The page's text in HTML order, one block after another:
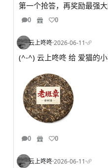
第一个抢答，再奖励最强
0 0
云上咚咚·2026-06-11·
(^-^) 云上咚咚 给 爱猫的小
0 0
云上咚咚·2026-06-11·